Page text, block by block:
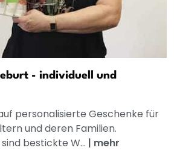
- individuell und
personalisierte Geschenke für
und deren Familien.
bestickte W... | mehr